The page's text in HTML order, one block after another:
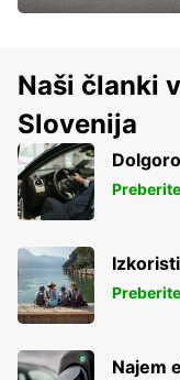
Naši članki
Slovenija
Najem